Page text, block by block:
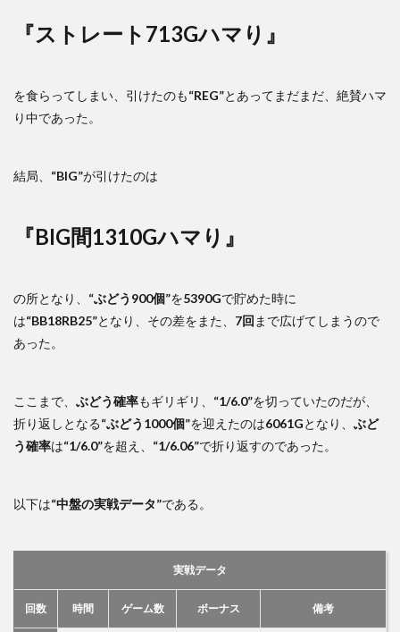
『ストレート713Gハマり』
を食らってしまい、引けたのも“REG”とあってまだまだ、絶賛ハマ
り中であった。
結局、 “BIG”が引けたのは
『BIG間1310Gハマり』
の所となり、 “ぶどう900個”を5390Gで貯めた時に
は“BB18RB25”となり、その差をまた、 7回 まで広げてしまうので
あった。
ここまで、 ぶどう確率もギリギリ、 “1/6.0”を切っていたのだが、
折り返しとなる“ぶどう1000個”を迎えたのは6061Gとなり、 ぶど
う確率は“1/6.0”を超え、 “1/6.06”で折り返すのであった。
以下は“中盤の実戦データ”である。
実戦データ
回数 時間 ゲーム数 ボーナス 備考